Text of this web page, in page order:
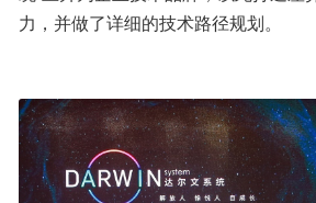
力，并做了详细的技术路径规划。